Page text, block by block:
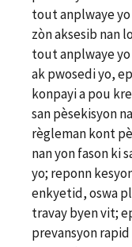
tout anplwaye
zòn aksesib nan
tout anplwaye
ak pwosedi yo,
konpayi a pou
san pèsekisyon
règleman kont
nan yon fason ki
yo; reponn
enkyetid, oswa
travay byen vit;
prevansyon